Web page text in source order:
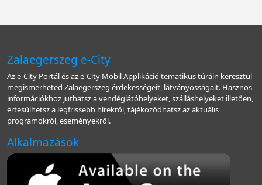
Zalaegerszeg e-City
Az e-City Portál és az e-City Mobil Applikáció tematikus túráin keresztül
megismerheted Zalaegerszeg érdekességeit, látványosságait. Hasznos
információkhoz juthatsz a vendéglátóhelyeket, szálláshelyeket illetően,
értesülhetsz a legfrissebb hírekről, tájékozódhatsz az aktuális
programokról, eseményekről.
Alkalmazások